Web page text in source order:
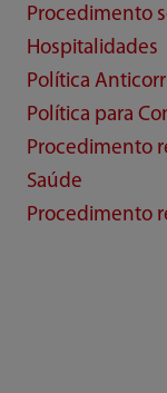
Procedimento
Hospitalidades
Política
Política para
Procedimento
Saúde
Procedimento